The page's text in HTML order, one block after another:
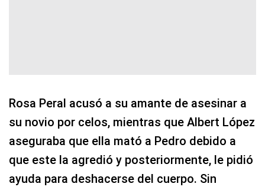
Rosa Peral acusó a su amante de asesinar a
su novio por celos, mientras que Albert López
aseguraba que ella mató a Pedro debido a
que este la agredió y posteriormente, le pidió
ayuda para deshacerse del cuerpo. Sin